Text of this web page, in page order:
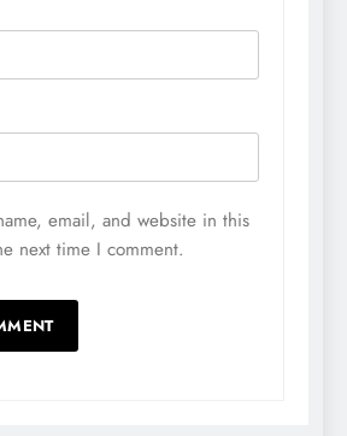
email, and website in this
next time I comment.